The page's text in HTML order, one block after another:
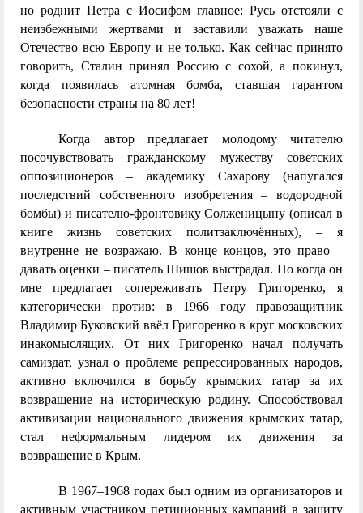
но роднит Петра с Иосифом главное: Русь отстояли с
неизбежными жертвами и заставили уважать наше
Отечество всю Европу и не только. Как сейчас принято
говорить, Сталин принял Россию с сохой, а покинул,
когда появилась атомная бомба, ставшая гарантом
безопасности страны на 80 лет!
Когда автор предлагает молодому читателю
посочувствовать гражданскому мужеству советских
оппозиционеров – академику Сахарову (напугался
последствий собственного изобретения – водородной
бомбы) и писателю-фронтовику Солженицыну (описал в
книге жизнь советских политзаключённых), – я
внутренне не возражаю. В конце концов, это право –
давать оценки – писатель Шишов выстрадал. Но когда он
мне предлагает сопереживать Петру Григоренко, я
категорически против: в 1966 году правозащитник
Владимир Буковский ввёл Григоренко в круг московских
инакомыслящих. От них Григоренко начал получать
самиздат, узнал о проблеме репрессированных народов,
активно включился в борьбу крымских татар за их
возвращение на историческую родину. Способствовал
активизации национального движения крымских татар,
стал неформальным лидером их движения за
возвращение в Крым.
В 1967–1968 годах был одним из организаторов и
активным участником петиционных кампаний в защиту